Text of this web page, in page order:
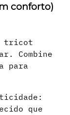
conforto)
tricot
Combine
para
que